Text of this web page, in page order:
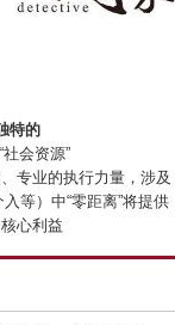
特的
会资源”
专业的执行力量，涉及
等）中“零距离”将提供
心利益